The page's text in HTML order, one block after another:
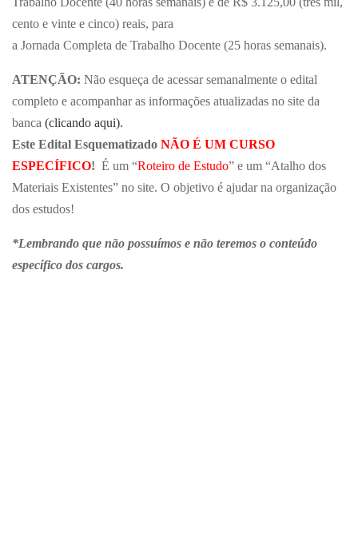
cento e vinte e cinco) reais, para
a Jornada Completa de Trabalho Docente (25 horas semanais).
ATENÇÃO: Não esqueça de acessar semanalmente o edital
completo e acompanhar as informações atualizadas no site da
banca (clicando aqui).
Este Edital Esquematizado NÃO É UM CURSO
ESPECÍFICO! É um “Roteiro de Estudo” e um “Atalho dos
Materiais Existentes” no site. O objetivo é ajudar na organização
dos estudos!
*Lembrando que não possuímos e não teremos o conteúdo
específico dos cargos.